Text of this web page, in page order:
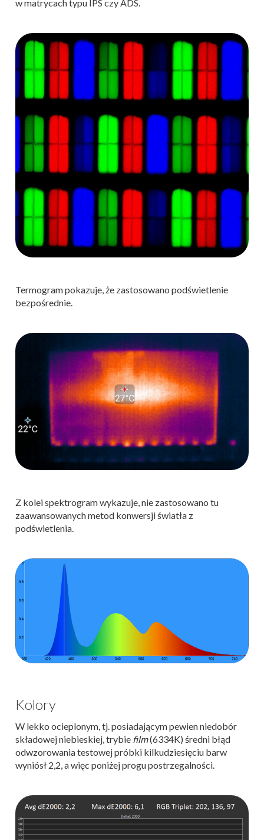
w matrycach typu IPS czy ADS.
Termogram pokazuje, że zastosowano podświetlenie
bezpośrednie.
Z kolei spektrogram wykazuje, nie zastosowano tu
zaawansowanych metod konwersji światła z
podświetlenia.
Kolory
W lekko ocieplonym, tj. posiadającym pewien niedobór
składowej niebieskiej, trybie film(6334K) średni błąd
odwzorowania testowej próbki kilkudziesięciu barw
wyniósł 2,2, a więc poniżej progu postrzegalności.